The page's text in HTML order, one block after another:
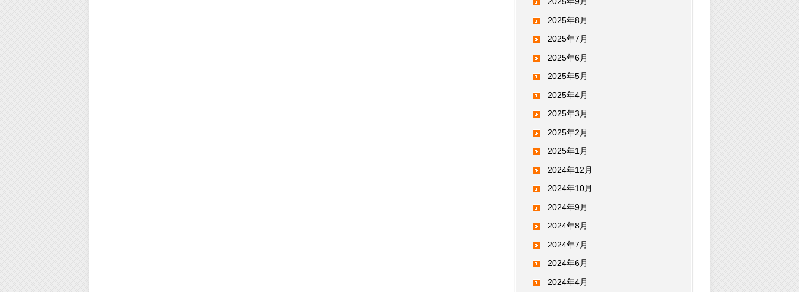
2025年8月
2025年7月
2025年6月
2025年5月
2025年4月
2025年3月
2025年2月
2025年1月
2024年12月
2024年10月
2024年9月
2024年8月
2024年7月
2024年6月
2024年4月